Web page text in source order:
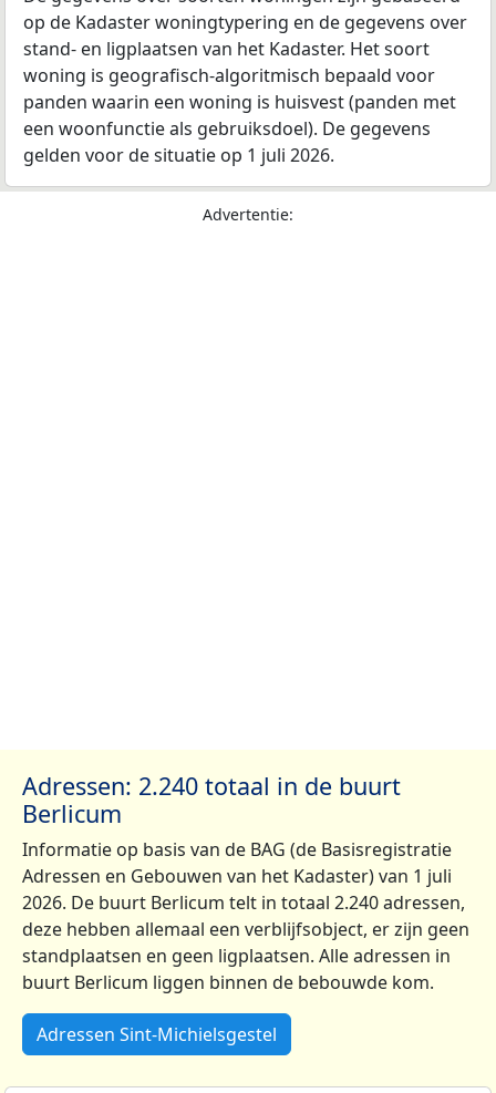
op de Kadaster woningtypering en de gegevens over
stand- en ligplaatsen van het Kadaster. Het soort
woning is geografisch-algoritmisch bepaald voor
panden waarin een woning is huisvest (panden met
een woonfunctie als gebruiksdoel). De gegevens
gelden voor de situatie op 1 juli 2026.
Advertentie:
Adressen: 2.240 totaal in de buurt
Berlicum
Informatie op basis van de BAG (de Basisregistratie
Adressen en Gebouwen van het Kadaster) van 1 juli
2026. De buurt Berlicum telt in totaal 2.240 adressen,
deze hebben allemaal een verblijfsobject, er zijn geen
standplaatsen en geen ligplaatsen. Alle adressen in
buurt Berlicum liggen binnen de bebouwde kom.
Adressen Sint-Michielsgestel